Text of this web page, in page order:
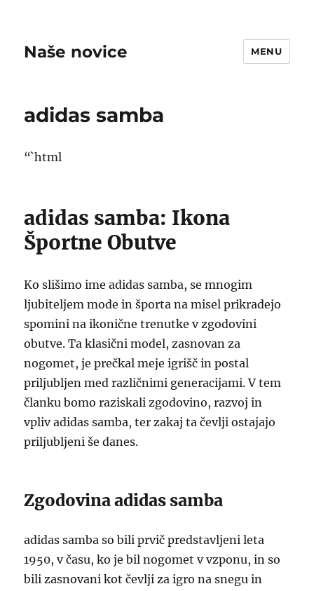
Naše novice MENU
adidas samba
“`html
adidas samba: Ikona
Športne Obutve
Ko slišimo ime adidas samba, se mnogim
ljubiteljem mode in športa na misel prikradejo
spomini na ikonične trenutke v zgodovini
obutve. Ta klasični model, zasnovan za
nogomet, je prečkal meje igrišč in postal
priljubljen med različnimi generacijami. V tem
članku bomo raziskali zgodovino, razvoj in
vpliv adidas samba, ter zakaj ta čevlji ostajajo
priljubljeni še danes.
Zgodovina adidas samba
adidas samba so bili prvič predstavljeni leta
1950, v času, ko je bil nogomet v vzponu, in so
bili zasnovani kot čevlji za igro na snegu in